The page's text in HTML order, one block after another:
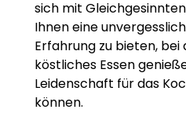
sich mit Gleichgesinnten
Ihnen eine
Erfahrung zu bieten, bei
köstliches Essen
Leidenschaft für das
können.